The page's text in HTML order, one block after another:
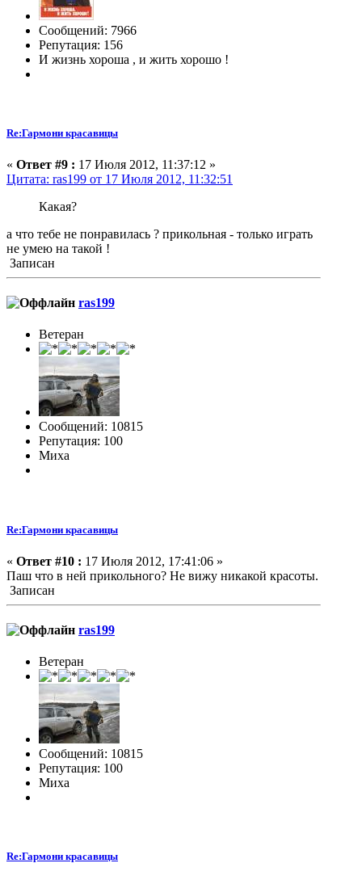
Сообщений: 7966
Репутация: 156
И жизнь хороша , и жить хорошо !
Re:Гармони красавицы
« Ответ #9 : 17 Июля 2012, 11:37:12 »
Цитата: ras199 от 17 Июля 2012, 11:32:51
Какая?
а что тебе не понравилась ? прикольная - только играть
не умею на такой !
Записан
ras199
Ветеран
Сообщений: 10815
Репутация: 100
Миха
Re:Гармони красавицы
« Ответ #10 : 17 Июля 2012, 17:41:06 »
Паш что в ней прикольного? Не вижу никакой красоты.
Записан
ras199
Ветеран
Сообщений: 10815
Репутация: 100
Миха
Re:Гармони красавицы